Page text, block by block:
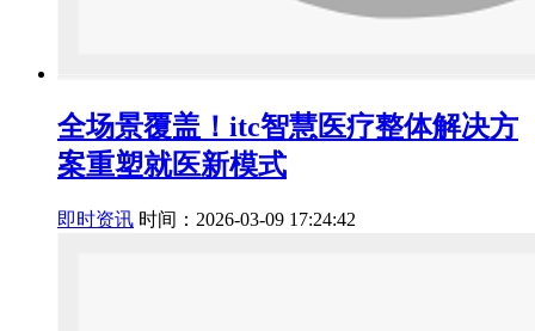
全场景覆盖！itc智慧医疗整体解决方
案重塑就医新模式
即时资讯 时间：2026-03-09 17:24:42